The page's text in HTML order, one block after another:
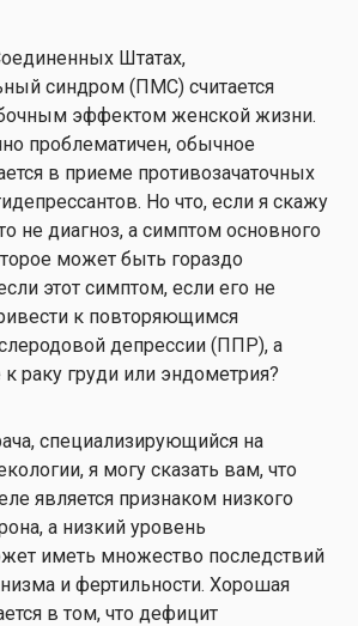
Штатах,
синдром (ПМС) считается
эффектом женской жизни.
проблематичен, обычное
в приеме противозачаточных
Но что, если я скажу
не диагноз, а симптом основного
может быть гораздо
этот симптом, если его не
к повторяющимся
депрессии (ППР), а
раку груди или эндометрия?
специализирующийся на
я могу сказать вам, что
является признаком низкого
а низкий уровень
иметь множество последствий
и фертильности. Хорошая
в том, что дефицит